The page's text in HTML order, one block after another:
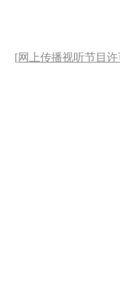
[网上传播视听节目许